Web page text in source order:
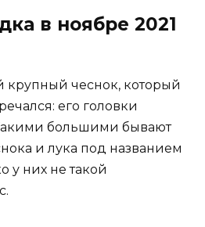
в ноябре 2021
крупный чеснок, который
его головки
большими бывают
и лука под названием
у них не такой